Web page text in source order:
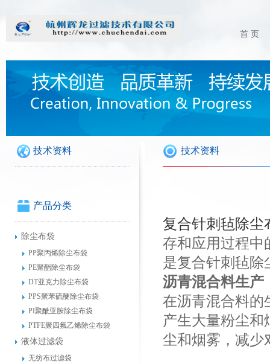
首 页
技术资料
产品分类
除尘布袋
PP聚丙烯除尘布袋
PE聚酯除尘布袋
DT亚克力除尘布袋
PPS聚苯硫醚除尘布袋
PI聚酰亚胺除尘布袋
PTFE聚四氟乙烯除尘布袋
液体过滤袋
无纺布过滤袋
技术资料
复合针刺毡除尘
存和应用过程中
是复合针刺毡除
沥青混合料生产
在沥青混合料的
产生大量粉尘
尘和烟雾，减少